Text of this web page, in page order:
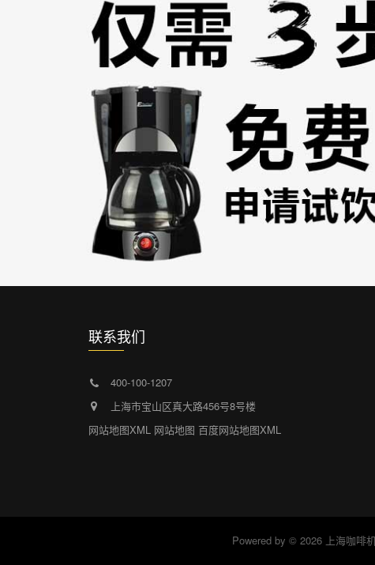
联系我们
400-100-1207
上海市宝山区真大路456号8号楼
网站地图XML 网站地图 百度网站地图XML
Powered by © 2026 上海咖啡